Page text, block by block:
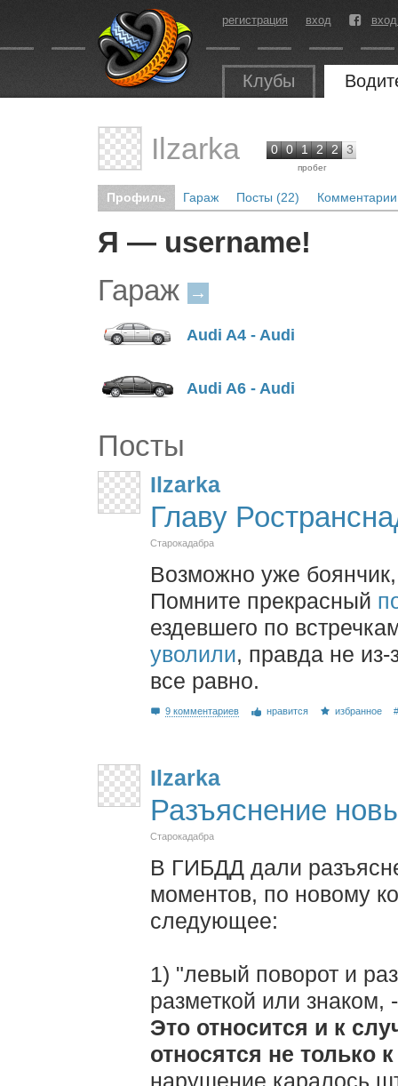
регистрация вход
Клубы
Ilzarka 0 0 1 2 2 3
пробег
Профиль Гараж Посты (22)
Я — username!
Гараж
→
Audi A4 - Audi
Audi A6 - Audi
Посты
Ilzarka
Главу
Старокадабра
Возможно уже
Помните прекрасный
ездевшего по
уволили, правда не из-
все равно.
9 комментариев нравится избранное
Ilzarka
Разъяснение
Старокадабра
В ГИБДД дали
моментов, по новому
следующее:
1) "левый поворот и
разметкой или
Это относится и к
относятся не только
нарушение каралось